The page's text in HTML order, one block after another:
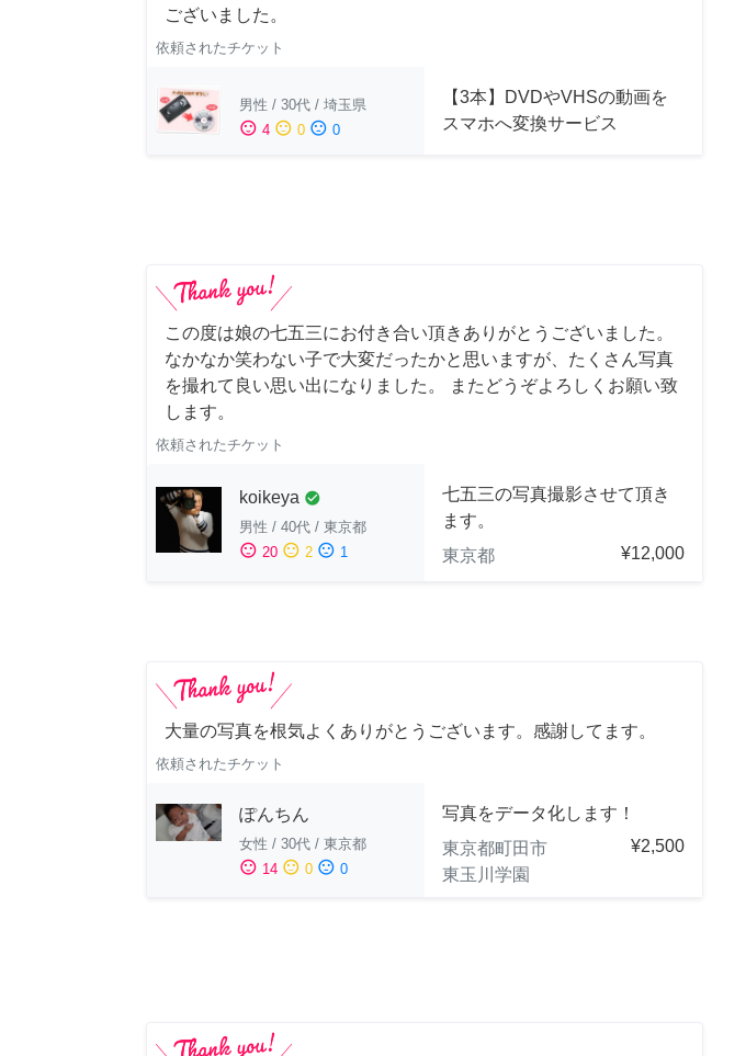
ございました。
依頼されたチケット
男性 / 30代 / 埼玉県
sentiment_satisfied 4 sentiment_neutral 0 sentiment_dissatisfied 0
【3本】DVDやVHSの動画を
スマホへ変換サービス
この度は娘の七五三にお付き合い頂きありがとうございました。
なかなか笑わない子で大変だったかと思いますが、たくさん写真
を撮れて良い思い出になりました。 またどうぞよろしくお願い致
します。
依頼されたチケット
koikeya check_circle
男性 / 40代 / 東京都
sentiment_satisfied 20 sentiment_neutral 2 sentiment_dissatisfied 1
七五三の写真撮影させて頂き
ます。
東京都
¥12,000
大量の写真を根気よくありがとうございます。感謝してます。
依頼されたチケット
ぽんちん
女性 / 30代 / 東京都
sentiment_satisfied 14 sentiment_neutral 0 sentiment_dissatisfied 0
写真をデータ化します！
東京都町田市
東玉川学園
¥2,500